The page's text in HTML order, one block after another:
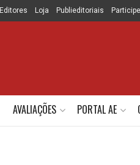
Editores Loja Publieditoriais
AVALIAÇÕES PORTAL AE